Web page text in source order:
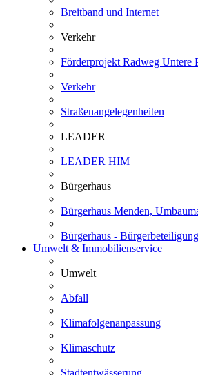
Breitband und Internet
Verkehr
Förderprojekt Radweg Untere
Verkehr
Straßenangelegenheiten
LEADER
LEADER HIM
Bürgerhaus
Bürgerhaus Menden,
Bürgerhaus - Bürgerbeteiligung
Umwelt & Immobilienservice
Umwelt
Abfall
Klimafolgenanpassung
Klimaschutz
Stadtentwässerung